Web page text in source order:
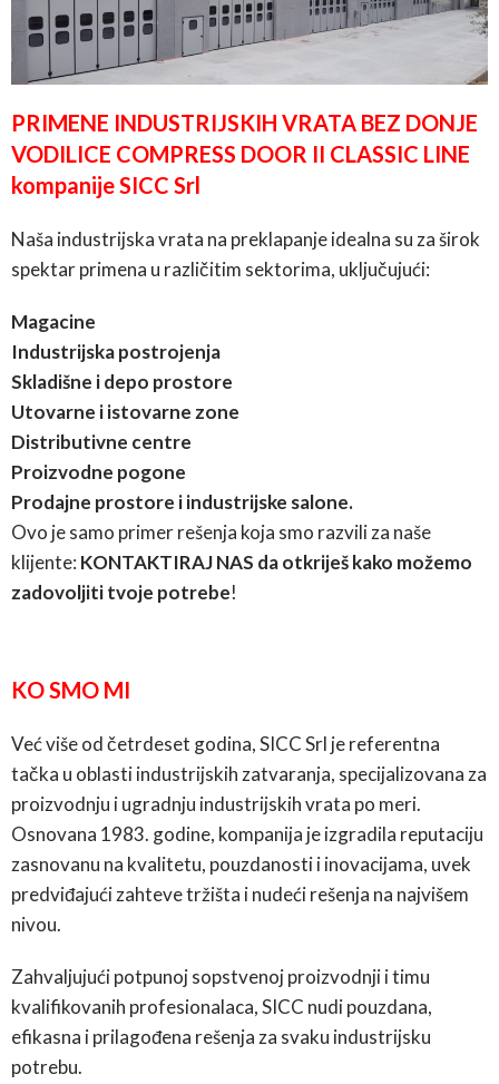
PRIMENE INDUSTRIJSKIH VRATA BEZ DONJE
VODILICE COMPRESS DOOR II CLASSIC LINE
kompanije SICC Srl
Naša industrijska vrata na preklapanje idealna su za širok
spektar primena u različitim sektorima, uključujući:
Magacine
Industrijska postrojenja
Skladišne i depo prostore
Utovarne i istovarne zone
Distributivne centre
Proizvodne pogone
Prodajne prostore i industrijske salone.
Ovo je samo primer rešenja koja smo razvili za naše
klijente: KONTAKTIRAJ NAS da otkriješ kako možemo
zadovoljiti tvoje potrebe!
KO SMO MI
Već više od četrdeset godina, SICC Srl je referentna
tačka u oblasti industrijskih zatvaranja, specijalizovana za
proizvodnju i ugradnju industrijskih vrata po meri.
Osnovana 1983. godine, kompanija je izgradila reputaciju
zasnovanu na kvalitetu, pouzdanosti i inovacijama, uvek
predviđajući zahteve tržišta i nudeći rešenja na najvišem
nivou.
Zahvaljujući potpunoj sopstvenoj proizvodnji i timu
kvalifikovanih profesionalaca, SICC nudi pouzdana,
efikasna i prilagođena rešenja za svaku industrijsku
potrebu.